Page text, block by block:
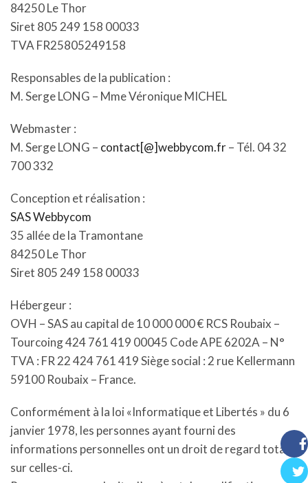
84250 Le Thor
Siret ​805 249 158 00033
TVA FR25805249158
Responsables de la publication :
M. Serge LONG – Mme Véronique MICHEL
Webmaster :
M. Serge LONG – contact[@]webbycom.fr– Tél. 04 32
700 332
Conception et réalisation :
SAS Webbycom
35 allée de la Tramontane
84250 Le Thor
Siret 805 249 158 00033
Hébergeur :
OVH – SAS au capital de 10 000 000 € RCS Roubaix –
Tourcoing 424 761 419 00045 Code APE 6202A – N°
TVA : FR 22 424 761 419 Siège social : 2 rue Kellermann
59100 Roubaix – France.
Conformément à la loi «Informatique et Libertés » du 6
janvier 1978, les personnes ayant fourni des
informations personnelles ont un droit de regard total
sur celles-ci.